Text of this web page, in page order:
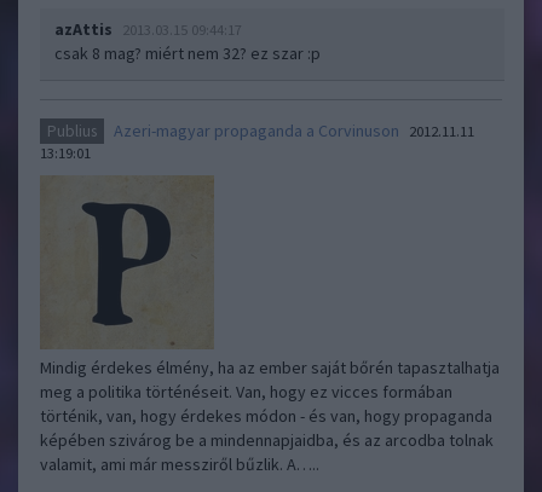
azAttis 2013.03.15 09:44:17
csak 8 mag? miért nem 32? ez szar :p
Publius Azeri-magyar propaganda a Corvinuson
2012.11.11
13:19:01
Mindig érdekes élmény, ha az ember saját bőrén tapasztalhatja
meg a politika történéseit. Van, hogy ez vicces formában
történik, van, hogy érdekes módon - és van, hogy propaganda
képében szivárog be a mindennapjaidba, és az arcodba tolnak
valamit, ami már messziről bűzlik. A…..